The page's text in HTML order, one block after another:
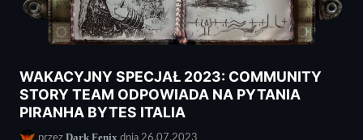
WAKACYJNY SPECJAŁ 2023: COMMUNITY
STORY TEAM ODPOWIADA NA PYTANIA
PIRANHA BYTES ITALIA
przez Dark Fenix dnia 26.07.2023